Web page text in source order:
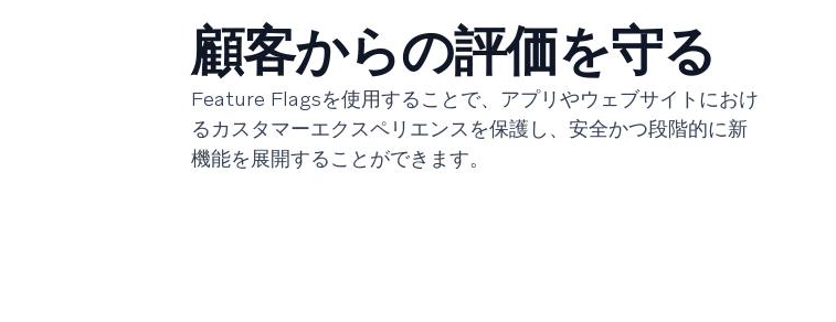
顧客からの評価を守る
Feature Flagsを使用することで、アプリやウェブサイトにおけ
るカスタマーエクスペリエンスを保護し、安全かつ段階的に新
機能を展開することができます。